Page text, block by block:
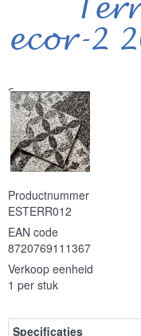
ecor-2
Serie
Productnummer
ESTERR012
EAN code
8720769111367
Verkoop eenheid
1 per stuk
Specificaties